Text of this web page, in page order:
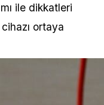
ile dikkatleri
ortaya